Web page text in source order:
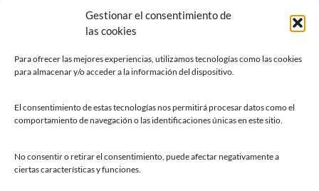
Gestionar el consentimiento de
las cookies
Para ofrecer las mejores experiencias, utilizamos tecnologías como las cookies
para almacenar y/o acceder a la información del dispositivo.
El consentimiento de estas tecnologías nos permitirá procesar datos como el
comportamiento de navegación o las identificaciones únicas en este sitio.
No consentir o retirar el consentimiento, puede afectar negativamente a
ciertas características y funciones.
Horarios y contacto
Teléfonos de interés
Chatbot Siero
SEDES ELECTRÓNICAS
Sede del Ayuntamiento de Siero